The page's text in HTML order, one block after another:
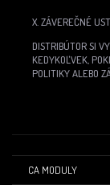
X. ZÁVEREČNÉ
DISTRIBÚTOR SI
KEDYKOĽVEK,
POLITIKY ALEBO
CA MODULY